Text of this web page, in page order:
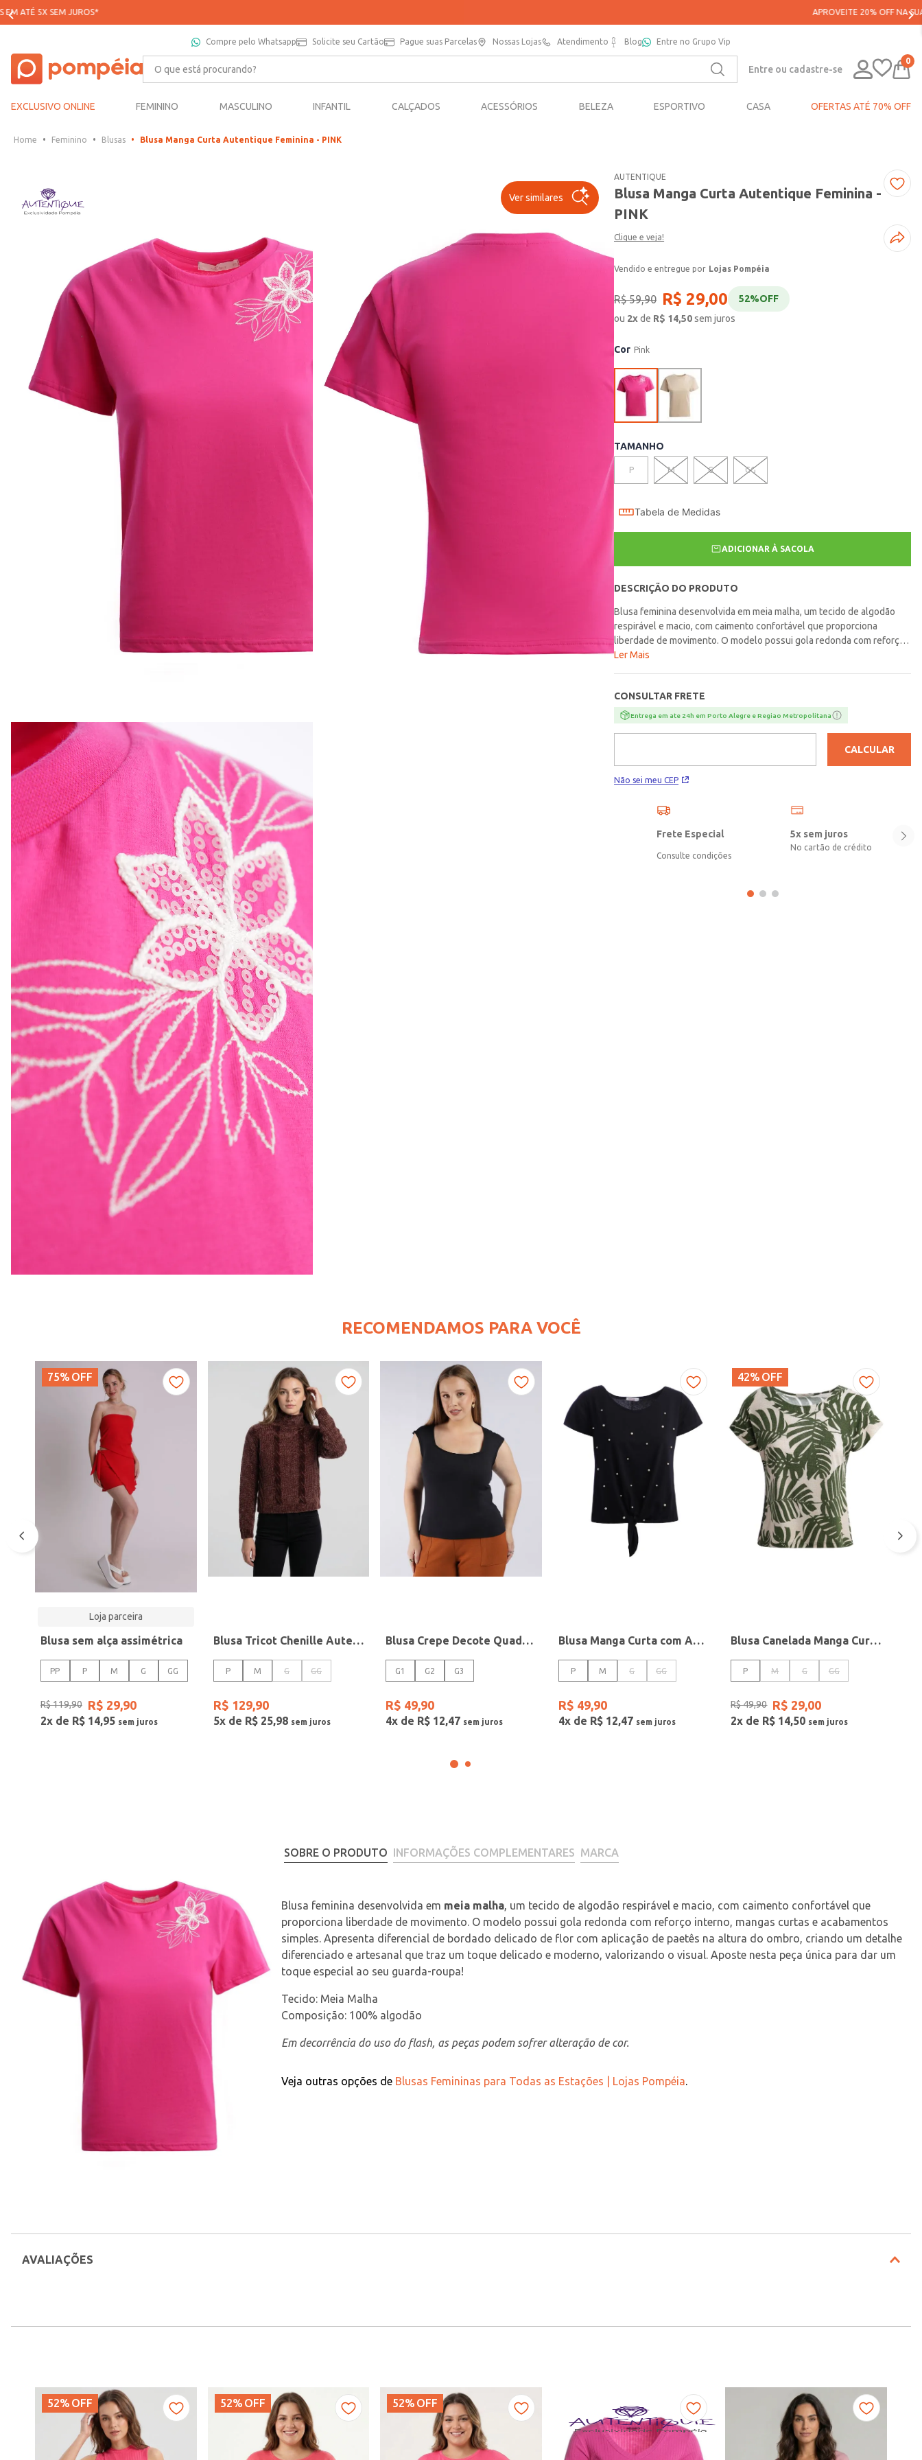
Compre pelo Whatsapp Solicite seu Cartão Pague suas Parcelas Nossas Lojas Atendimento Blog Entre no Grupo Vip
O que está procurando?
Entre ou cadastre-se
0
EXCLUSIVO ONLINE FEMININO MASCULINO INFANTIL CALÇADOS ACESSÓRIOS BELEZA ESPORTIVO CASA OFERTAS ATÉ 70% OFF
Feminino Blusas Blusa Manga Curta Autentique Feminina - PINK
Ver similares
AUTENTIQUE
Blusa Manga Curta Autentique Feminina -
PINK
Clique e veja!
Lojas Pompéia
R$ 59,90 R$ 29,00 52%OFF
ou 2xde R$ 14,50sem juros
Cor Pink
TAMANHO
P M G GG
Tabela de Medidas
ADICIONAR À SACOLA
DESCRIÇÃO DO PRODUTO
Blusa feminina desenvolvida em meia malha, um tecido de algodão
respirável e macio, com caimento confortável que proporciona
liberdade de movimento. O modelo possui gola redonda com reforço
interno, mangas curtas e acabamentos simples. Apresenta diferencial
toque delicado e moderno, valorizando o visual. Aposte nesta peça
única para dar um toque especial ao seu guarda-roupa!\n\nTecido:
Meia Malha\nComposição: 100% algodão
Ler Mais
CONSULTAR FRETE
Entrega em ate 24h em Porto Alegre e Regiao Metropolitana
Não sei meu CEP
CALCULAR
Frete Especial
Consulte condições
5x sem juros
No cartão de crédito
RECOMENDAMOS PARA VOCÊ
75% OFF
Loja parceira
Blusa sem alça assimétrica
PP P M G GG
R$119,90 R$ 29,90
2x de R$ 14,95
Blusa Tricot Chenille Autentique Feminina MARROM
P M G GG
R$ 129,90
5x de R$ 25,98
Blusa Crepe Decote Quadrado Plus Size Feminina PRETO
G1 G2 G3
R$ 49,90
4x de R$ 12,47
Blusa Manga Curta com Amarração Feminina Preto
P M G GG
R$ 49,90
4x de R$ 12,47
42% OFF
Blusa Canelada Manga Curta Autentique Feminina VERDE
P M G GG
R$49,90 R$ 29,00
2x de R$ 14,50
SOBRE O PRODUTO INFORMAÇÕES COMPLEMENTARES MARCA
Blusa feminina desenvolvida em meia malha, um tecido de algodão respirável e macio, com caimento confortável que
proporciona liberdade de movimento. O modelo possui gola redonda com reforço interno, mangas curtas e acabamentos
simples. Apresenta diferencial de bordado delicado de flor com aplicação de paetês na altura do ombro, criando um detalhe
diferenciado e artesanal que traz um toque delicado e moderno, valorizando o visual. Aposte nesta peça única para dar um
toque especial ao seu guarda-roupa!
Tecido: Meia Malha
Composição: 100% algodão
Em decorrência do uso do flash, as peças podem sofrer alteração de cor.
Veja outras opções de Blusas Femininas para Todas as Estações | Lojas Pompéia.
AVALIAÇÕES
52% OFF 52% OFF 52% OFF